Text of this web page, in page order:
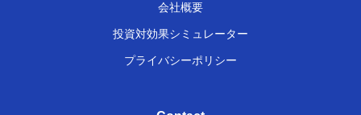
会社概要
投資対効果シミュレーター
プライバシーポリシー